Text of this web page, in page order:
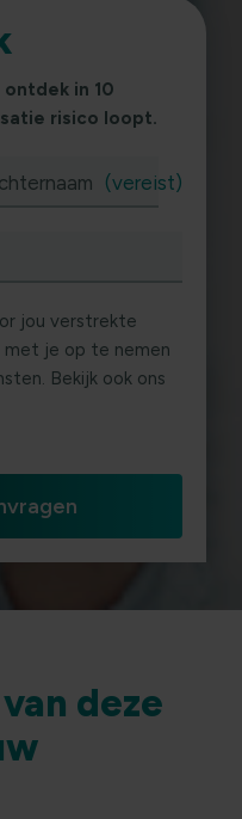
in 10
risico loopt.
(vereist)
jou verstrekte
je op te nemen
Bekijk ook ons
deze